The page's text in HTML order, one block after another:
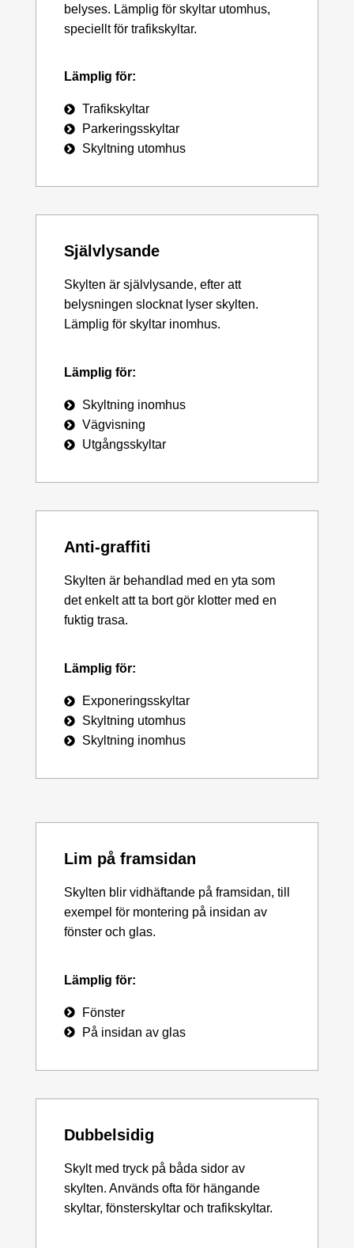
belyses. Lämplig för skyltar utomhus,
speciellt för trafikskyltar.
Lämplig för:
Trafikskyltar
Parkeringsskyltar
Skyltning utomhus
Självlysande
Skylten är självlysande, efter att
belysningen slocknat lyser skylten.
Lämplig för skyltar inomhus.
Lämplig för:
Skyltning inomhus
Vägvisning
Utgångsskyltar
Anti-graffiti
Skylten är behandlad med en yta som
det enkelt att ta bort gör klotter med en
fuktig trasa.
Lämplig för:
Exponeringsskyltar
Skyltning utomhus
Skyltning inomhus
Lim på framsidan
Skylten blir vidhäftande på framsidan, till
exempel för montering på insidan av
fönster och glas.
Lämplig för:
Fönster
På insidan av glas
Dubbelsidig
Skylt med tryck på båda sidor av
skylten. Används ofta för hängande
skyltar, fönsterskyltar och trafikskyltar.